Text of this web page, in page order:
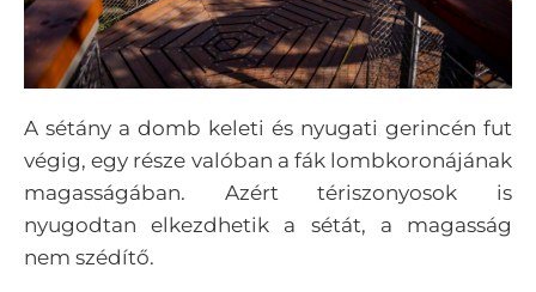
A sétány a domb keleti és nyugati gerincén fut
végig, egy része valóban a fák lombkoronájának
magasságában. Azért tériszonyosok is
nyugodtan elkezdhetik a sétát, a magasság
nem szédítő.